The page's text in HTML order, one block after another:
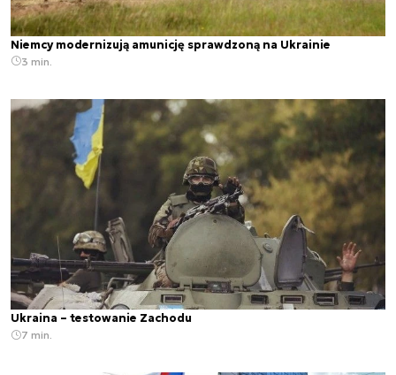
Niemcy modernizują amunicję sprawdzoną na Ukrainie
3 min.
Ukraina – testowanie Zachodu
7 min.